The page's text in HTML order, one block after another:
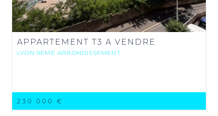
APPARTEMENT T3 A VENDRE
LYON 9EME ARRONDISSEMENT
230 000 €